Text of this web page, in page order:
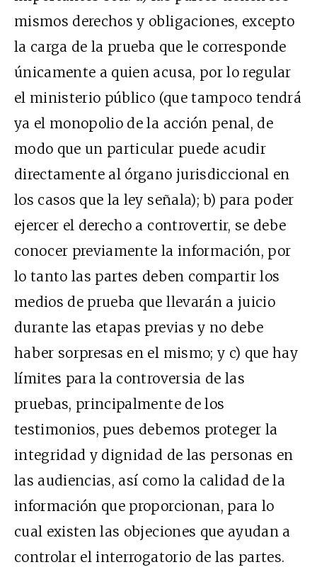
mismos derechos y obligaciones, excepto
la carga de la prueba que le corresponde
únicamente a quien acusa, por lo regular
el ministerio público (que tampoco tendrá
ya el monopolio de la acción penal, de
modo que un particular puede acudir
directamente al órgano jurisdiccional en
los casos que la ley señala); b) para poder
ejercer el derecho a controvertir, se debe
conocer previamente la información, por
lo tanto las partes deben compartir los
medios de prueba que llevarán a juicio
durante las etapas previas y no debe
haber sorpresas en el mismo; y c) que hay
límites para la controversia de las
pruebas, principalmente de los
testimonios, pues debemos proteger la
integridad y dignidad de las personas en
las audiencias, así como la calidad de la
información que proporcionan, para lo
cual existen las objeciones que ayudan a
controlar el interrogatorio de las partes.